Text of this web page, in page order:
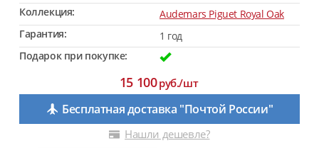
Коллекция:
Audemars Piguet Royal Oak
Гарантия:
1 год
Подарок при покупке:
15 100руб./шт
Бесплатная доставка "Почтой России"
Нашли дешевле?